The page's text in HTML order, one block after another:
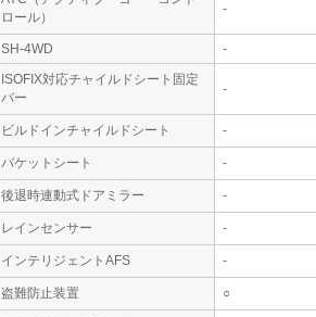
ロール）
-
SH-4WD
-
ISOFIX対応チャイルドシート固定
バー
-
ビルドインチャイルドシート -
バケットシート -
後退時連動式ドアミラー -
レインセンサー -
インテリジェントAFS -
盗難防止装置 ○